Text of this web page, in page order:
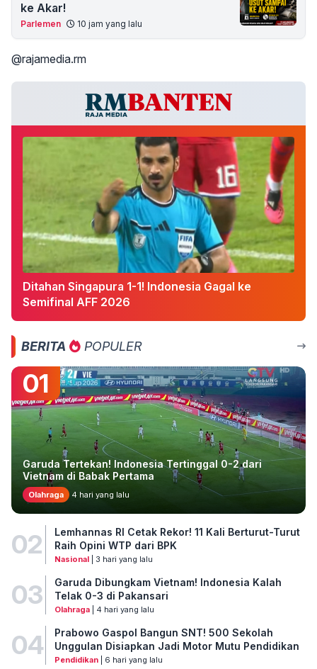
ke Akar!
Parlemen 10 jam yang lalu
@rajamedia.rm
Ditahan Singapura 1-1! Indonesia Gagal ke
Semifinal AFF 2026
BERITA POPULER
01
Garuda Tertekan! Indonesia Tertinggal 0-2 dari
Vietnam di Babak Pertama
Olahraga 4 hari yang lalu
02
Lemhannas RI Cetak Rekor! 11 Kali Berturut-Turut
Raih Opini WTP dari BPK
Nasional| 3 hari yang lalu
03
Garuda Dibungkam Vietnam! Indonesia Kalah
Telak 0-3 di Pakansari
Olahraga| 4 hari yang lalu
04
Prabowo Gaspol Bangun SNT! 500 Sekolah
Unggulan Disiapkan Jadi Motor Mutu Pendidikan
Pendidikan| 6 hari yang lalu